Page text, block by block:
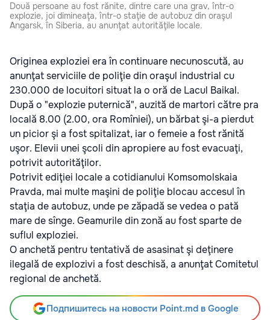
Două persoane au fost rănite, dintre care una grav, într-o
explozie, joi dimineaţa, într-o staţie de autobuz din oraşul
Angarsk, în Siberia, au anunţat autorităţile locale.
Originea exploziei era în continuare necunoscută, au
anunţat serviciile de poliţie din oraşul industrial cu
230.000 de locuitori situat la o oră de Lacul Baikal.
După o "explozie puternică", auzită de martori către pra
locală 8.00 (2.00, ora Romîniei), un bărbat şi-a pierdut
un picior şi a fost spitalizat, iar o femeie a fost rănită
uşor. Elevii unei şcoli din apropiere au fost evacuaţi,
potrivit autorităţilor.
Potrivit ediţiei locale a cotidianului Komsomolskaia
Pravda, mai multe maşini de poliţie blocau accesul în
staţia de autobuz, unde pe zăpadă se vedea o pată
mare de sînge. Geamurile din zonă au fost sparte de
suflul exploziei.
O anchetă pentru tentativă de asasinat şi deţinere
ilegală de explozivi a fost deschisă, a anunţat Comitetul
regional de anchetă.
Подпишитесь на новости Point.md в Google